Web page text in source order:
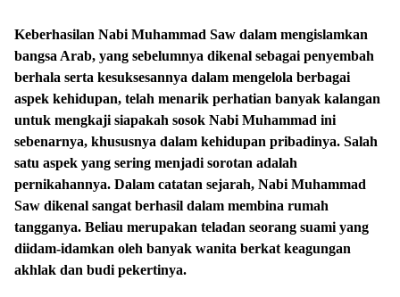
Keberhasilan Nabi Muhammad Saw dalam mengislamkan
bangsa Arab, yang sebelumnya dikenal sebagai penyembah
berhala serta kesuksesannya dalam mengelola berbagai
aspek kehidupan, telah menarik perhatian banyak kalangan
untuk mengkaji siapakah sosok Nabi Muhammad ini
sebenarnya, khususnya dalam kehidupan pribadinya. Salah
satu aspek yang sering menjadi sorotan adalah
pernikahannya. Dalam catatan sejarah, Nabi Muhammad
Saw dikenal sangat berhasil dalam membina rumah
tangganya. Beliau merupakan teladan seorang suami yang
diidam-idamkan oleh banyak wanita berkat keagungan
akhlak dan budi pekertinya.